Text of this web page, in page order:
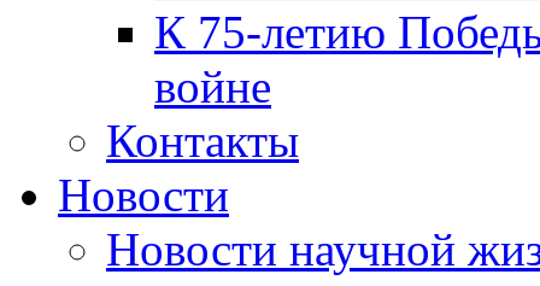
К 75-летию
войне
Контакты
Новости
Новости научной